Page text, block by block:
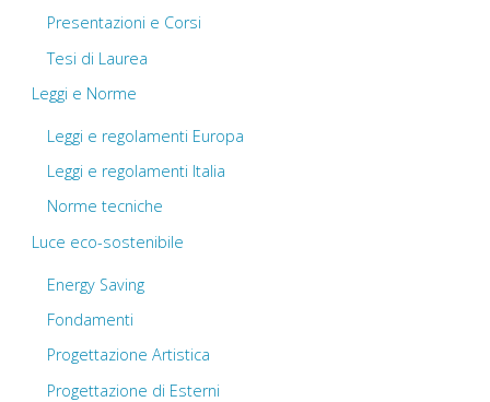
Presentazioni e Corsi
Tesi di Laurea
Leggi e Norme
Leggi e regolamenti Europa
Leggi e regolamenti Italia
Norme tecniche
Luce eco-sostenibile
Energy Saving
Fondamenti
Progettazione Artistica
Progettazione di Esterni